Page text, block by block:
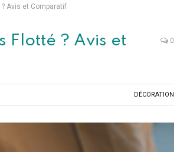
Avis et Comparatif
Flotté ? Avis et
0
DÉCORATION